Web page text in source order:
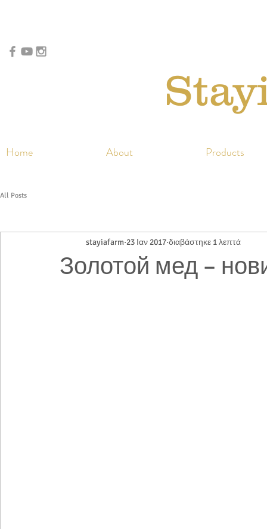
Home About Products
All Posts
Золотой мед –
stayiafarm 23 Ιαν 2017 διαβάστηκε 1 λεπτά